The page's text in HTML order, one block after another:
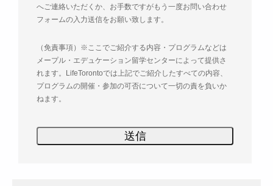
へご連絡いただくか、お手数ですがもう一度お問い合わせ
フォームの入力送信をお願い致します。
（免責事項）※ここでご紹介する内容・プログラムなどは
メープル・エデュケーション留学センターによって提供さ
れます。LifeTorontoでは上記でご紹介したすべての内容、
プログラムの開催・参加の可否について一切の責を負いか
ねます。